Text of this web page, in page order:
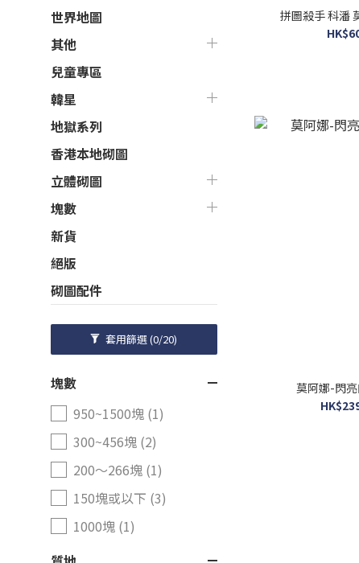
世界地圖
其他
兒童專區
韓星
地獄系列
香港本地砌圖
立體砌圖
塊數
新貨
絕版
砌圖配件
套用篩選(0/20)
塊數
950~1500塊 (1)
300~456塊 (2)
200～266塊 (1)
150塊或以下 (3)
1000塊 (1)
拼圖殺手 科潘
莫阿娜-閃